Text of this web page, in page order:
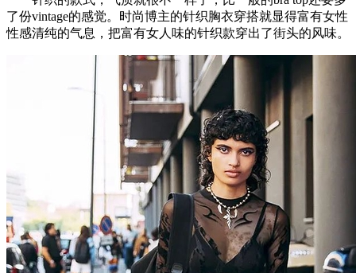
了份vintage的感觉。时尚博主的针织胸衣穿搭就显得富有女性
性感清纯的气息，把富有女人味的针织款穿出了街头的风味。